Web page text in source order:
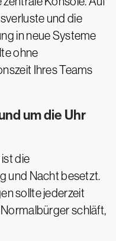
und die
in neue Systeme
ohne
Ihres Teams
um die Uhr
die
und Nacht besetzt.
sollte jederzeit
schläft,